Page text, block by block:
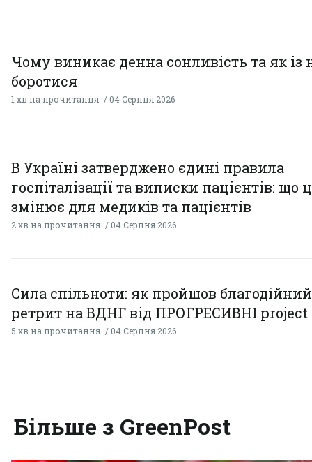
Чому виникає денна сонливість та як із
боротися
1 хв на прочитання 04 Серпня 2026
В Україні затверджено єдині правила
госпіталізації та виписки пацієнтів: що
змінює для медиків та пацієнтів
2 хв на прочитання 04 Серпня 2026
Сила спільноти: як пройшов благодійний
ретрит на ВДНГ від ПРОГРЕСИВНІ project
5 хв на прочитання 04 Серпня 2026
Більше з GreenPost